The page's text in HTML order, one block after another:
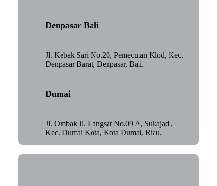
Denpasar Bali
Jl. Kebak Sari No.20, Pemecutan Klod, Kec.
Denpasar Barat, Denpasar, Bali.
Dumai
Jl. Ombak Jl. Langsat No.09 A, Sukajadi,
Kec. Dumai Kota, Kota Dumai, Riau.